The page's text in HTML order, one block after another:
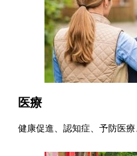
医療
健康促進、認知症、予防医